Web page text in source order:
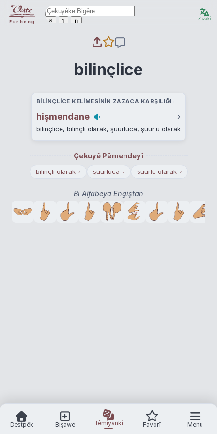
Ferheng ê î û Zazakî
bilinçlice
BILINÇLICE KELIMESININ ZAZACA KARŞILIĞI
hişmendane ›
bilinçlice, bilinçli olarak, şuurluca, şuurlu olarak
Çekuyê Pêmendeyî
bilinçli olarak › şuurluca › şuurlu olarak ›
Bi Alfabeya Engiştan
Destpêk Bişawe Têmîyankî Favorî Menu